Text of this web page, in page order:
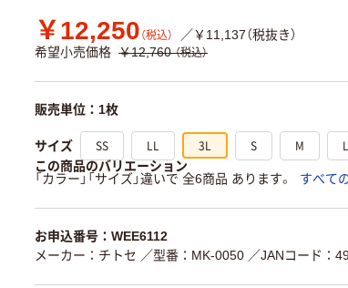
￥12,250 （税込）
／￥11,137（税抜き）
希望小売価格 ￥12,760 （税込）
販売単位：1枚
サイズ SS LL 3L S M L
この商品のバリエーション
「カラー」「サイズ」違いで 全6商品 あります。
すべて
お申込番号：WEE6112
メーカー：チトセ ／型番：MK-0050 ／JANコード：